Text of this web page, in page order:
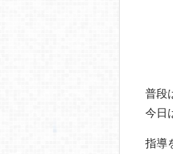
普段
今日
指導